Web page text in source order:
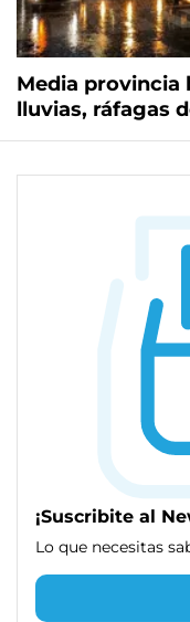
Media provincia
lluvias, ráfagas
¡Suscribite al
Lo que necesitas